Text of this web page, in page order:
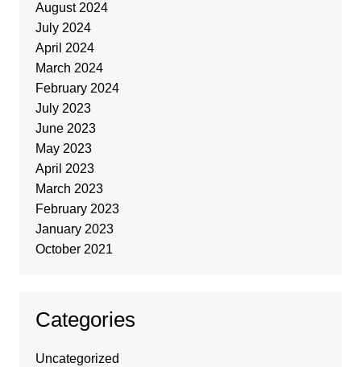
August 2024
July 2024
April 2024
March 2024
February 2024
July 2023
June 2023
May 2023
April 2023
March 2023
February 2023
January 2023
October 2021
Categories
Uncategorized